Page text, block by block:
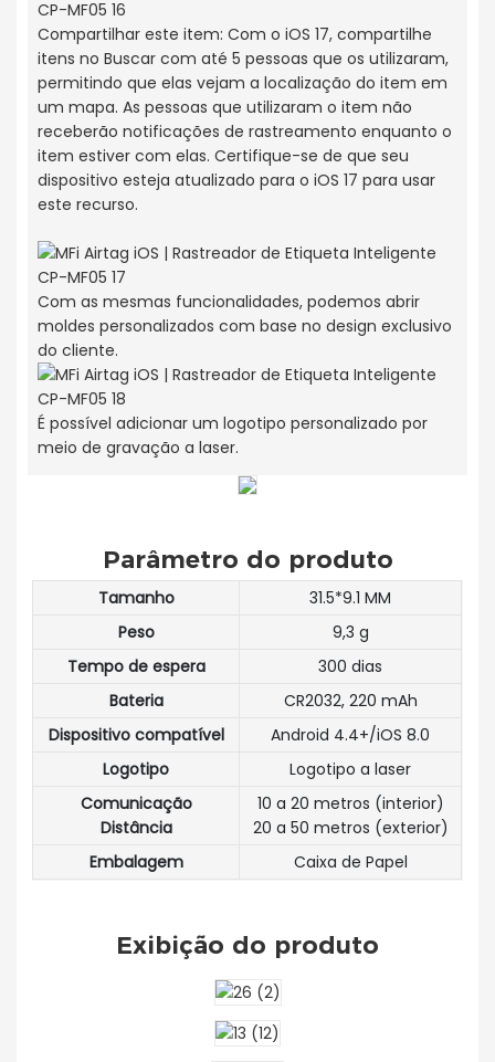
Compartilhar este item: Com o iOS 17, compartilhe
itens no Buscar com até 5 pessoas que os utilizaram,
permitindo que elas vejam a localização do item em
um mapa. As pessoas que utilizaram o item não
receberão notificações de rastreamento enquanto o
item estiver com elas. Certifique-se de que seu
dispositivo esteja atualizado para o iOS 17 para usar
este recurso.
Com as mesmas funcionalidades, podemos abrir
moldes personalizados com base no design exclusivo
do cliente.
É possível adicionar um logotipo personalizado por
meio de gravação a laser.
Parâmetro do produto
Tamanho
31.5*9.1 MM
Peso
9,3 g
Tempo de espera
300 dias
Bateria
CR2032, 220 mAh
Dispositivo compatível
Android 4.4+/iOS 8.0
Logotipo
Logotipo a laser
Comunicação
Distância
10 a 20 metros (interior)
20 a 50 metros (exterior)
Embalagem
Caixa de Papel
Exibição do produto